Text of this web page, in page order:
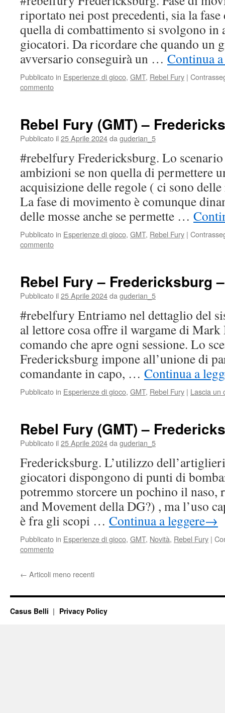
riportato nei post precedenti, sia la
quella di combattimento si svolgono in
giocatori. Da ricordare che quando un
avversario conseguirà un … Continua
Pubblicato in Esperienze di gioco, GMT, Rebel Fury |
commento
Rebel Fury (GMT) –
Pubblicato il 25 Aprile 2024da guderian_5
#rebelfury Fredericksburg. Lo scenario
ambizioni se non quella di permettere
acquisizione delle regole ( ci sono
La fase di movimento è comunque
delle mosse anche se permette …
Pubblicato in Esperienze di gioco, GMT, Rebel Fury |
commento
Rebel Fury – Fredericksburg
Pubblicato il 25 Aprile 2024da guderian_5
#rebelfury Entriamo nel dettaglio del
al lettore cosa offre il wargame di
comando che apre ogni sessione. Lo
Fredericksburg impone all’unione di
comandante in capo, … Continua a
Pubblicato in Esperienze di gioco, GMT, Rebel Fury | Lascia un
Rebel Fury (GMT) –
Pubblicato il 25 Aprile 2024da guderian_5
Fredericksburg. L’utilizzo
giocatori dispongono di punti di
potremmo storcere un pochino il naso,
and Movement della DG?) , ma l’uso
è fra gli scopi … Continua a leggere→
Pubblicato in Esperienze di gioco, GMT, Novità, Rebel Fury |
commento
← Articoli meno recenti
Casus Belli Privacy Policy